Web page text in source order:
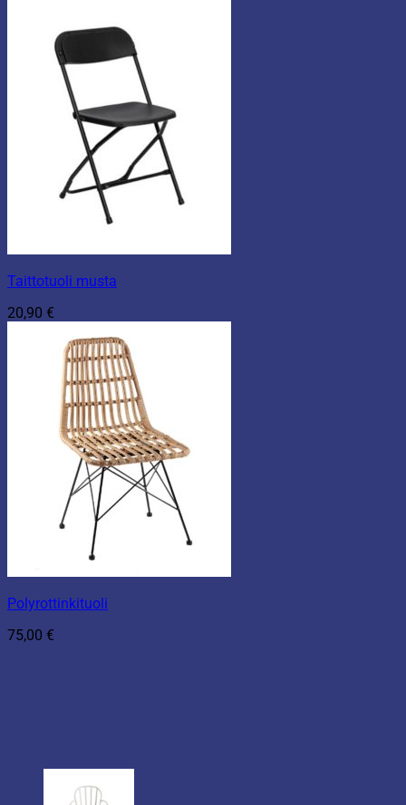
Taittotuoli musta
20,90 €
Polyrottinkituoli
75,00 €